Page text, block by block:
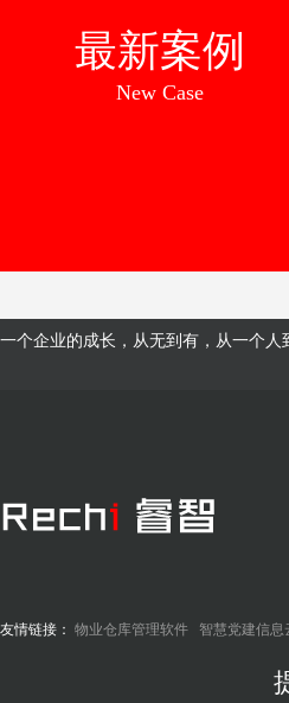
最新案例
New Case
一个企业的成长，从无到有，从一个
友情链接： 物业仓库管理软件 智慧党建信息